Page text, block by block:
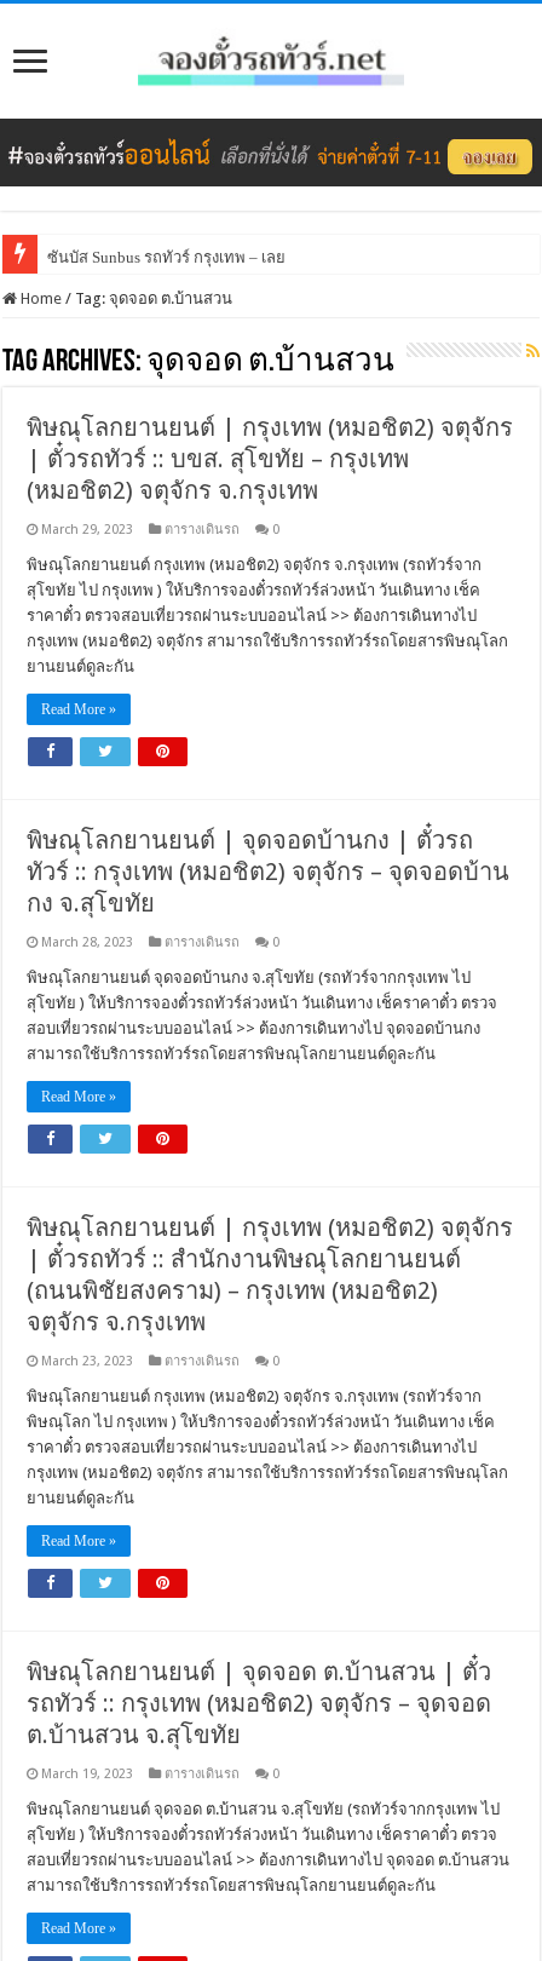
ซันบัส Sunbus รถทัวร์ กรุงเทพ – เลย
Home / Tag:จุดจอด ต.บ้านสวน
Tag Archives: จุดจอด ต.บ้านสวน
พิษณุโลกยานยนต์ | กรุงเทพ (หมอชิต2) จตุจักร
| ตั๋วรถทัวร์ :: บขส. สุโขทัย – กรุงเทพ
(หมอชิต2) จตุจักร จ.กรุงเทพ
March 29, 2023 ตารางเดินรถ 0
พิษณุโลกยานยนต์ กรุงเทพ (หมอชิต2) จตุจักร จ.กรุงเทพ (รถทัวร์จาก
สุโขทัย ไป กรุงเทพ ) ให้บริการจองตั๋วรถทัวร์ล่วงหน้า วันเดินทาง เช็ค
ราคาตั๋ว ตรวจสอบเที่ยวรถผ่านระบบออนไลน์ >> ต้องการเดินทางไป
กรุงเทพ (หมอชิต2) จตุจักร สามารถใช้บริการรถทัวร์รถโดยสารพิษณุโลก
ยานยนต์ดูละกัน
Read More »
พิษณุโลกยานยนต์ | จุดจอดบ้านกง | ตั๋วรถ
ทัวร์ :: กรุงเทพ (หมอชิต2) จตุจักร – จุดจอดบ้าน
กง จ.สุโขทัย
March 28, 2023 ตารางเดินรถ 0
พิษณุโลกยานยนต์ จุดจอดบ้านกง จ.สุโขทัย (รถทัวร์จากกรุงเทพ ไป
สุโขทัย ) ให้บริการจองตั๋วรถทัวร์ล่วงหน้า วันเดินทาง เช็คราคาตั๋ว ตรวจ
สอบเที่ยวรถผ่านระบบออนไลน์ >> ต้องการเดินทางไป จุดจอดบ้านกง
สามารถใช้บริการรถทัวร์รถโดยสารพิษณุโลกยานยนต์ดูละกัน
Read More »
พิษณุโลกยานยนต์ | กรุงเทพ (หมอชิต2) จตุจักร
| ตั๋วรถทัวร์ :: สำนักงานพิษณุโลกยานยนต์
(ถนนพิชัยสงคราม) – กรุงเทพ (หมอชิต2)
จตุจักร จ.กรุงเทพ
March 23, 2023 ตารางเดินรถ 0
พิษณุโลกยานยนต์ กรุงเทพ (หมอชิต2) จตุจักร จ.กรุงเทพ (รถทัวร์จาก
พิษณุโลก ไป กรุงเทพ ) ให้บริการจองตั๋วรถทัวร์ล่วงหน้า วันเดินทาง เช็ค
ราคาตั๋ว ตรวจสอบเที่ยวรถผ่านระบบออนไลน์ >> ต้องการเดินทางไป
กรุงเทพ (หมอชิต2) จตุจักร สามารถใช้บริการรถทัวร์รถโดยสารพิษณุโลก
ยานยนต์ดูละกัน
Read More »
พิษณุโลกยานยนต์ | จุดจอด ต.บ้านสวน | ตั๋ว
รถทัวร์ :: กรุงเทพ (หมอชิต2) จตุจักร – จุดจอด
ต.บ้านสวน จ.สุโขทัย
March 19, 2023 ตารางเดินรถ 0
พิษณุโลกยานยนต์ จุดจอด ต.บ้านสวน จ.สุโขทัย (รถทัวร์จากกรุงเทพ ไป
สุโขทัย ) ให้บริการจองตั๋วรถทัวร์ล่วงหน้า วันเดินทาง เช็คราคาตั๋ว ตรวจ
สอบเที่ยวรถผ่านระบบออนไลน์ >> ต้องการเดินทางไป จุดจอด ต.บ้านสวน
สามารถใช้บริการรถทัวร์รถโดยสารพิษณุโลกยานยนต์ดูละกัน
Read More »